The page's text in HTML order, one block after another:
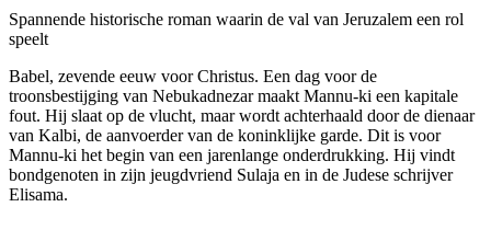
Spannende historische roman waarin de val van Jeruzalem een rol
speelt
Babel, zevende eeuw voor Christus. Een dag voor de
troonsbestijging van Nebukadnezar maakt Mannu-ki een kapitale
fout. Hij slaat op de vlucht, maar wordt achterhaald door de dienaar
van Kalbi, de aanvoerder van de koninklijke garde. Dit is voor
Mannu-ki het begin van een jarenlange onderdrukking. Hij vindt
bondgenoten in zijn jeugdvriend Sulaja en in de Judese schrijver
Elisama.